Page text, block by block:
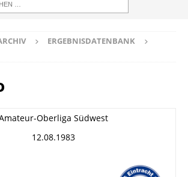
ERGEBNISDATENBANK
Oberliga Südwest
12.08.1983